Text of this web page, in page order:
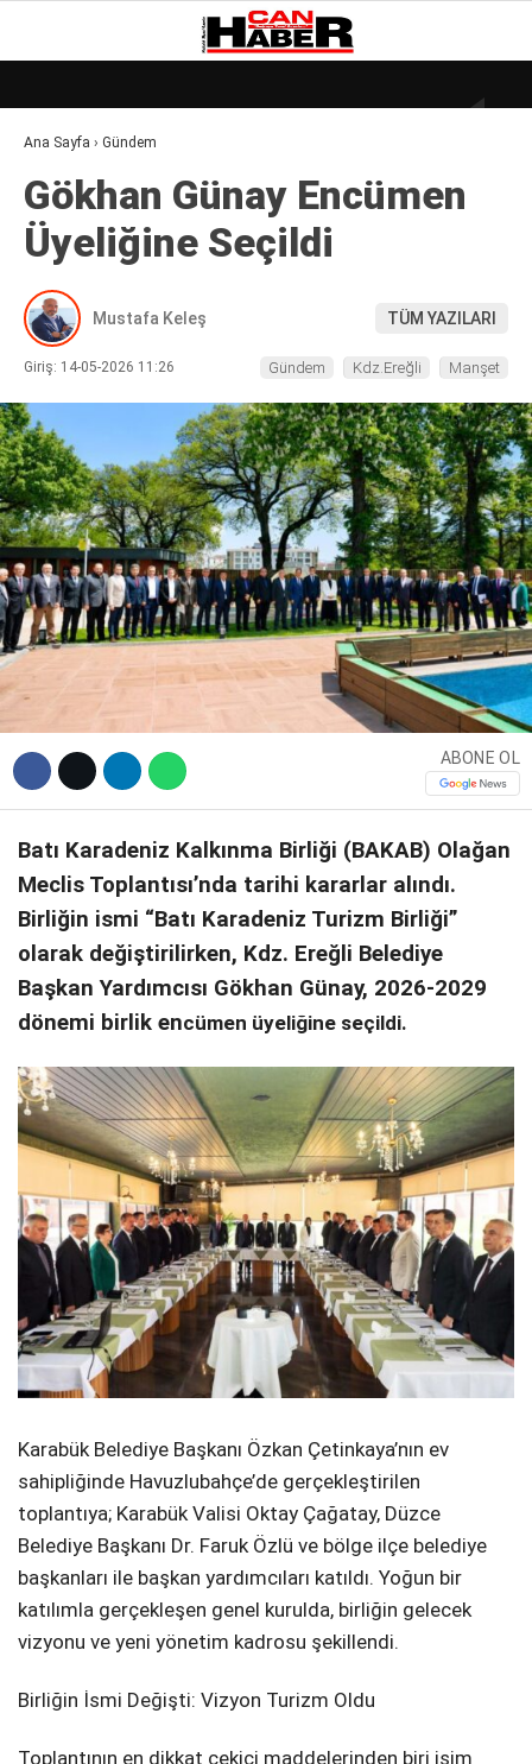
WhatsApp İhbar Hattı
Facebook
Instagram
Youtube
21.1°
GALERİ
DÜNYA
EKONOMI
GÜNDEM
KÜLÜR – SANAT
SAĞLIK
POLITIKA
ASAYIŞ
DIĞER
Ana Sayfa › Gündem
Gökhan Günay Encümen
Üyeliğine Seçildi
Mustafa Keleş TÜM YAZILARI
Giriş: 14-05-2026 11:26 Gündem Kdz.Ereğli Manşet
ABONE OL
Batı Karadeniz Kalkınma Birliği (BAKAB) Olağan
Meclis Toplantısı’nda tarihi kararlar alındı.
Birliğin ismi “Batı Karadeniz Turizm Birliği”
olarak değiştirilirken, Kdz. Ereğli Belediye
Başkan Yardımcısı Gökhan Günay, 2026-2029
dönemi birlik encümen üyeliğine seçildi.
​Karabük Belediye Başkanı Özkan Çetinkaya’nın ev
sahipliğinde Havuzlubahçe’de gerçekleştirilen
toplantıya; Karabük Valisi Oktay Çağatay, Düzce
Belediye Başkanı Dr. Faruk Özlü ve bölge ilçe belediye
başkanları ile başkan yardımcıları katıldı. Yoğun bir
katılımla gerçekleşen genel kurulda, birliğin gelecek
vizyonu ve yeni yönetim kadrosu şekillendi.
​Birliğin İsmi Değişti: Vizyon Turizm Oldu
​Toplantının en dikkat çekici maddelerinden biri isim